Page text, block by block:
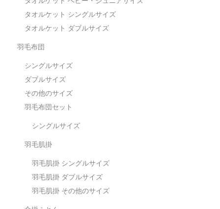
タオルケット シングルサイズ
タオルケット ダブルサイズ
羽毛布団
シングルサイズ
ダブルサイズ
その他のサイズ
羽毛布団セット
シングルサイズ
羽毛肌掛
羽毛肌掛 シングルサイズ
羽毛肌掛 ダブルサイズ
羽毛肌掛 その他のサイズ